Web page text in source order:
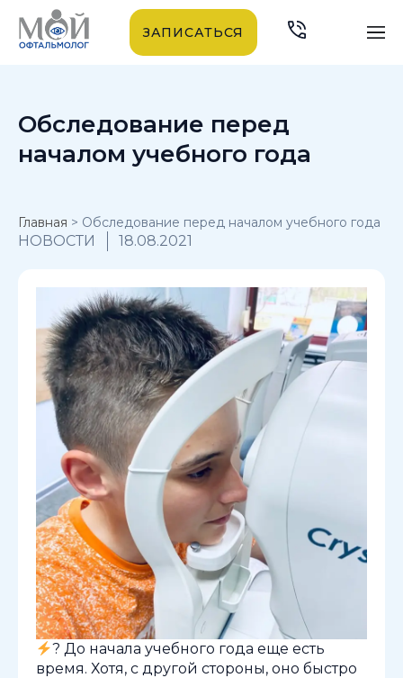
ЗАПИСАТЬСЯ
Обследование перед
началом учебного года
Главная > Обследование перед началом учебного года
НОВОСТИ 18.08.2021
? До начала учебного года еще есть
время. Хотя, с другой стороны, оно быстро